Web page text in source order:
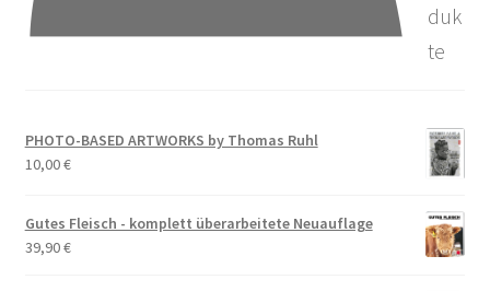
duk
te
PHOTO-BASED ARTWORKS by Thomas Ruhl
10,00€
Gutes Fleisch - komplett überarbeitete Neuauflage
39,90€